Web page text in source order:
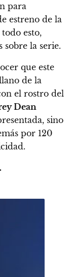
para
estreno de la
esto,
la serie.
que este
de la
el rostro del
Dean
sino
por 120